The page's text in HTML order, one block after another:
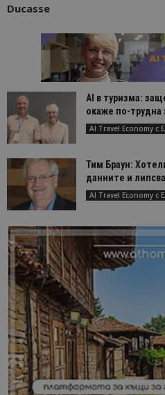
Ducasse
AI в туризма:
окаже по-трудна
AI Travel Economy с
Тим Браун:
данните и
AI Travel Economy с